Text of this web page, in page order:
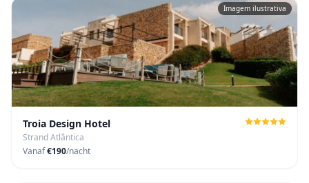
Imagem ilustrativa
Troia Design Hotel
Strand Atlântica
Vanaf€190/nacht